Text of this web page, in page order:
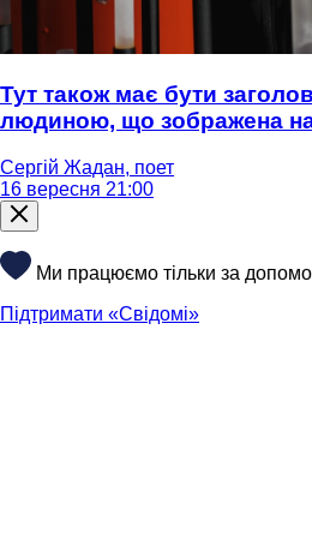
Тут також має бути
людиною, що зображена
Сергій Жадан, поет
16 вересня 21:00
Ми працюємо тільки за
Підтримати «Свідомі»